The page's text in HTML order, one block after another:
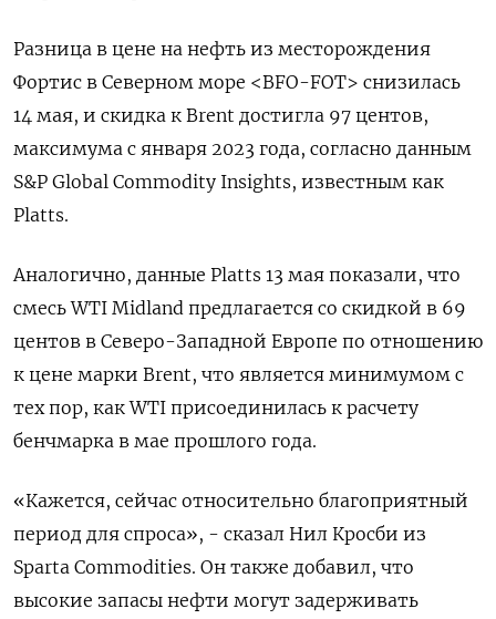
Разница в цене на нефть из месторождения
Фортис в Северном море <BFO-FOT> снизилась
14 мая, и скидка к Brent достигла 97 центов,
максимума с января 2023 года, согласно данным
S&P Global Commodity Insights, известным как
Platts.
Аналогично, данные Platts 13 мая показали, что
смесь WTI Midland предлагается со скидкой в 69
центов в Северо-Западной Европе по отношению
к цене марки Brent, что является минимумом с
тех пор, как WTI присоединилась к расчету
бенчмарка в мае прошлого года.
«Кажется, сейчас относительно благоприятный
период для спроса», - сказал Нил Кросби из
Sparta Commodities. Он также добавил, что
высокие запасы нефти могут задерживать